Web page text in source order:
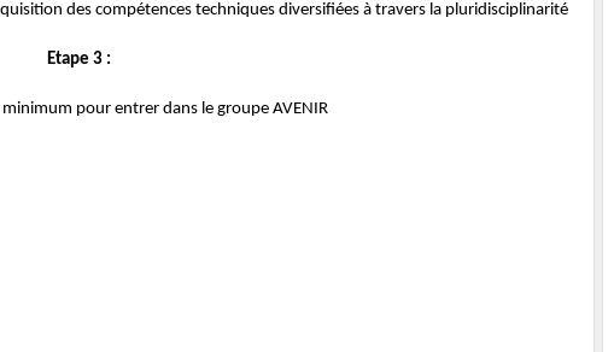
des compétences techniques diversifiées à travers la pluridisciplinarité
Etape 3 :
pour entrer dans le groupe AVENIR